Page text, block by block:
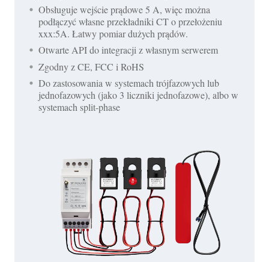
Obsługuje wejście prądowe 5 A, więc można
podłączyć własne przekładniki CT o przełożeniu
xxx:5A. Łatwy pomiar dużych prądów.
Otwarte API do integracji z własnym serwerem
Zgodny z CE, FCC i RoHS
Do zastosowania w systemach trójfazowych lub
jednofazowych (jako 3 liczniki jednofazowe), albo w
systemach split-phase